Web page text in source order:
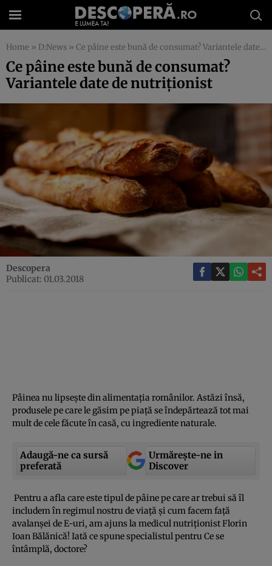
Home » D:News » Ce pâine este bună de consumat? Variantele date de nutriţionist
Ce pâine este bună de consumat?
Variantele date de nutriţionist
Descopera
Publicat: 01.03.2018
Pâinea nu lipseşte din alimentaţia românilor. Astăzi însă,
produsele pe care le găsim pe piaţă se îndepărtează tot mai
mult de cele făcute în casă, cu ingrediente naturale.
Adaugă-ne ca sursă
preferată
Urmărește-ne in
Discover
Pentru a afla care este tipul de pâine pe care ar trebui să îl
includem în regimul nostru de viaţă şi cum facem faţă
avalanşei de E-uri, am ajuns la medicul nutriţionist Florin
Ioan Bălănică! Iată ce spune specialistul pentru Ce se
întâmplă, doctore?